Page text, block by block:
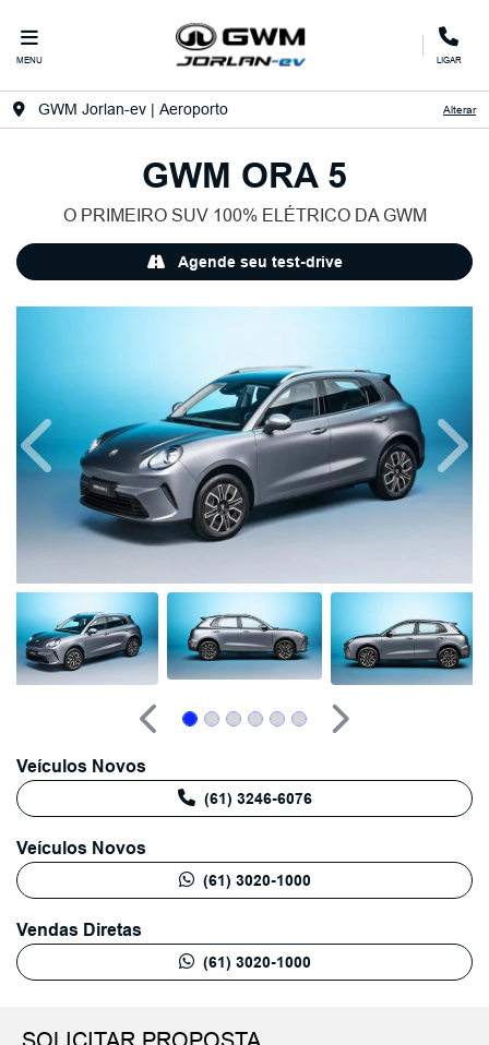
MENU LIGAR
GWM Jorlan-ev | Aeroporto Alterar
GWM ORA 5
O PRIMEIRO SUV 100% ELÉTRICO DA GWM
Agende seu test-drive
Anterior
Anterior Próximo
Veículos Novos
(61) 3246-6076
Veículos Novos
(61) 3020-1000
Vendas Diretas
(61) 3020-1000